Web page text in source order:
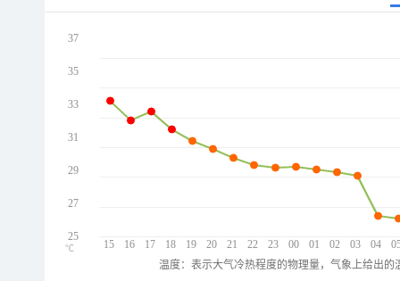
15 16 17 18 19 20 21 22 23 00 01 02 03 04
37
35
33
31
29
27
25
℃
温度：表示大气冷热程度的物理量，气象上给出